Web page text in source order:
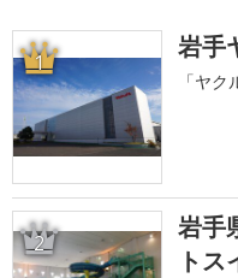
1 岩手
「ヤ
2
岩手
ト